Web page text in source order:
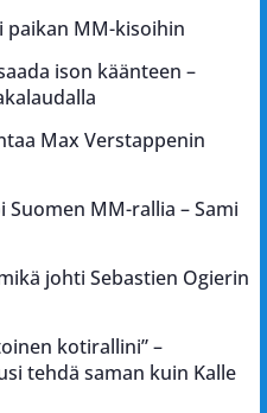
paikan MM-kisoihin
ison käänteen –
Max Verstappenin
MM-rallia – Sami
johti Sebastien Ogierin
kotirallini” –
tehdä saman kuin Kalle